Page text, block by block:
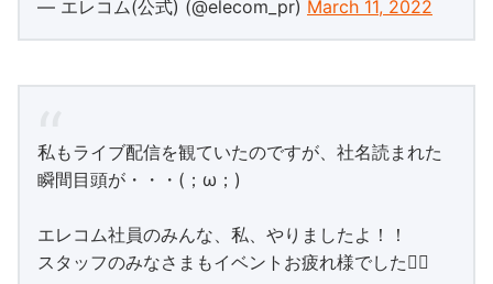
— エレコム(公式) (@elecom_pr) March 11, 2022
私もライブ配信を観ていたのですが、社名読まれた
瞬間目頭が・・・(；ω；)
エレコム社員のみんな、私、やりましたよ！！
スタッフのみなさまもイベントお疲れ様でした🙇‍♂️